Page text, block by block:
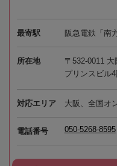
最寄駅 阪急電鉄「南
所在地
〒532-0011
プリンスビル
対応エリア 大阪、全国オ
電話番号 050-5268-8595